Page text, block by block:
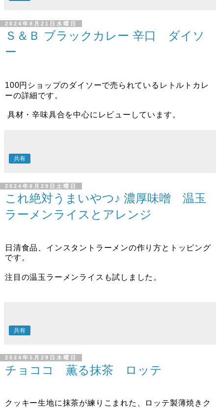
2024年8月21日水曜日
Ｓ＆Ｂ ブラックカレー 辛口 ダイソ
ー
100円ショップのダイソーで売られているレトルトカレ
ーの詳細です。
具材・辛味具合を中心にレビューしています。
共有
2024年6月29日土曜日
これ絶対うまいやつ♪ 濃厚味噌 温玉
ラーメンライスとアレンジ
日清食品、インスタントラーメンの作り方とトッピング
です。
注目の温玉ラーメンライスも試しました。
共有
2024年5月29日水曜日
チョココ 薫る抹茶 ロッテ
クッキー生地に抹茶が練りこまれた、ロッテ製薄焼きク